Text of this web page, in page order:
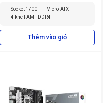
Socket 1700
Micro-ATX
4 khe RAM - DDR4
Thêm vào giỏ